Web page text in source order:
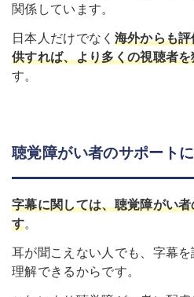
関係しています。
日本人だけでなく 海外からも
供すれば、より多くの視聴者
す。
聴覚障がい者のサポート
字幕に関しては、聴覚障がい
す。
耳が聞こえない人でも、字幕
理解できるからです。